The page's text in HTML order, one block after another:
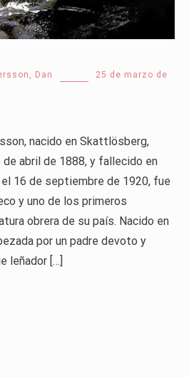
Dan
25 de marzo de
nacido en Skattlösberg,
de abril de 1888, y fallecido en
16 de septiembre de 1920, fue
y uno de los primeros
obrera de su país. Nacido en
por un padre devoto y
leñador […]